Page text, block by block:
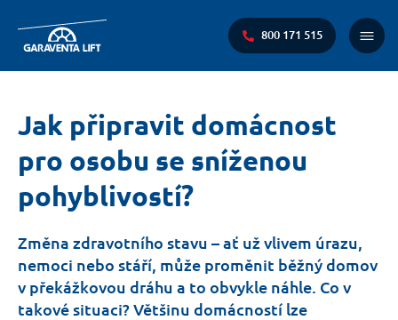
800 171 515
Main
Menu
You
are
here:
Jak připravit domácnost
pro osobu se sníženou
pohyblivostí?
Změna zdravotního stavu – ať už vlivem úrazu,
nemoci nebo stáří, může proměnit běžný domov
v překážkovou dráhu a to obvykle náhle. Co v
takové situaci? Většinu domácností lze